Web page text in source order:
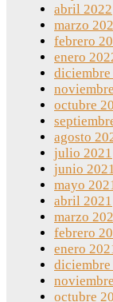
abril 2022
marzo
febrero
enero
diciembre
octubre
agosto
julio 2021
junio
mayo
abril 2021
marzo
febrero
enero
diciembre
octubre